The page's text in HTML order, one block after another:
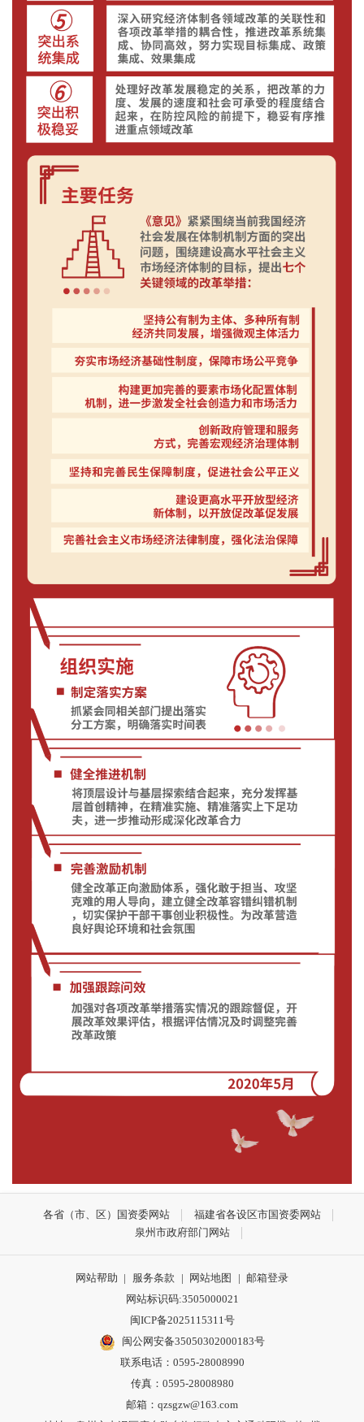
各省（市、区）国资委网站
福建省各设区市国资委网站
泉州市政府部门网站
网站帮助 | 服务条款 | 网站地图 | 邮箱登录
网站标识码:3505000021
闽ICP备2025115311号
闽公网安备35050302000183号
联系电话：0595-28008990
传真：0595-28008980
邮箱：qzsgzw@163.com